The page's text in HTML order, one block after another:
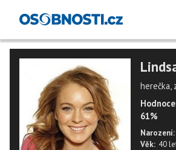
herečka,
61%
Narození:
Věk: 40